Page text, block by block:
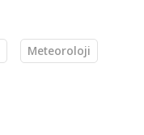
Meteoroloji